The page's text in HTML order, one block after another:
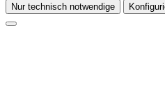
Nur technisch notwendige